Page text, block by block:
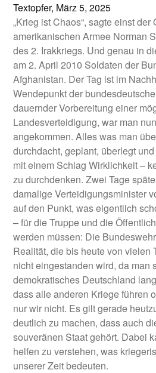
Textopfer, März 5, 2025
„Krieg ist Chaos“, sagte einst
amerikanischen Armee Norman
des 2. Irakkriegs. Und genau in
am 2. April 2010 Soldaten der
Afghanistan. Der Tag ist im
Wendepunkt der
dauernder Vorbereitung einer
Landesverteidigung, war man
angekommen. Alles was man
durchdacht, geplant, überlegt
mit einem Schlag Wirklichkeit –
zu durchdenken. Zwei Tage
damalige Verteidigungsminister
auf den Punkt, was eigentlich
– für die Truppe und die
werden müssen: Die
Realität, die bis heute von vielen
nicht eingestanden wird, da man
demokratisches Deutschland
dass alle anderen Kriege führen
nur wir nicht. Es gilt gerade
deutlich zu machen, dass auch
souveränen Staat gehört. Dabei
helfen zu verstehen, was
unserer Zeit bedeuten.